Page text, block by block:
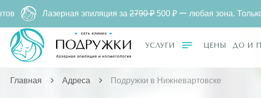
УСЛУГИ ЦЕНЫ ДО И
Главная Адреса Подружки в Нижневартовске
Лазерная эпиляция за2790 ₽ 500 ₽ ー любая зона. Только для